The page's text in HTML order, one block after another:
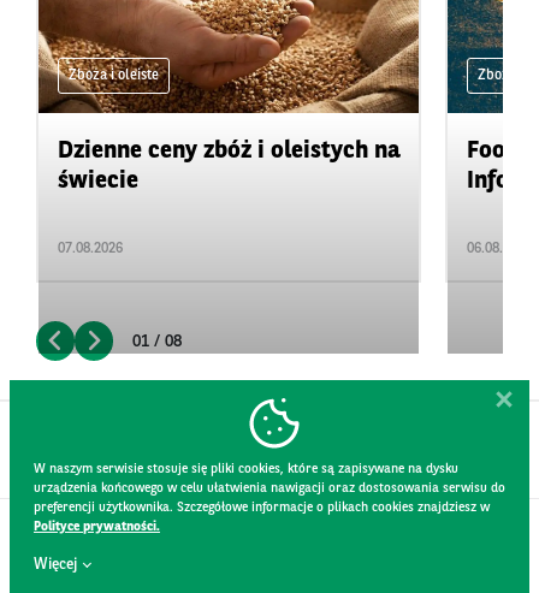
Zboża i oleiste
Dzienne ceny zbóż i oleistych na
świecie
07.08.2026
Zboża i
06.08.2026
01 / 08
W naszym serwisie stosuje się pliki cookies, które są zapisywane na dysku
urządzenia końcowego w celu ułatwienia nawigacji oraz dostosowania serwisu do
preferencji użytkownika. Szczegółowe informacje o plikach cookies znajdziesz w
Polityce prywatności.
Więcej
KONTAKT
REGULAMIN STRONY